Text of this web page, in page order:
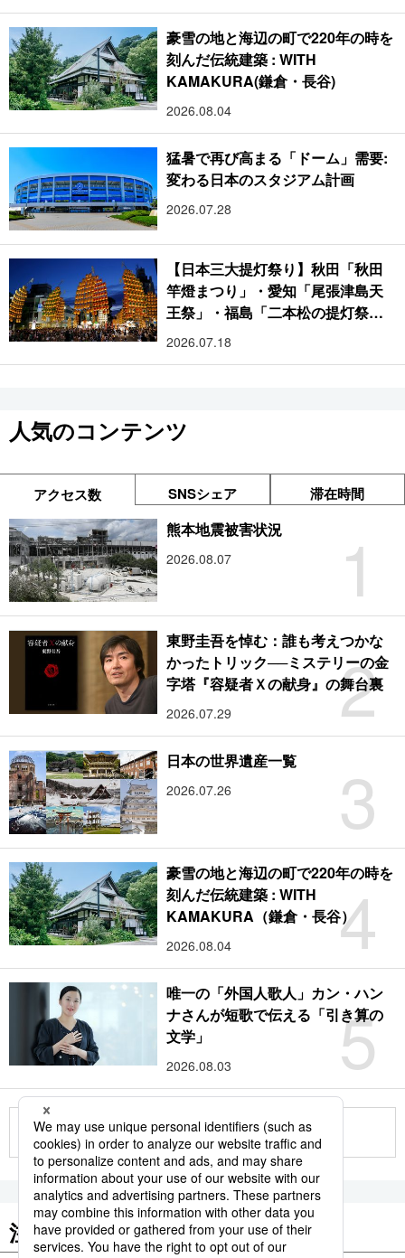
豪雪の地と海辺の町で220年の時を
刻んだ伝統建築 : WITH
KAMAKURA(鎌倉・長谷)
2026.08.04
猛暑で再び高まる「ドーム」需要:
変わる日本のスタジアム計画
2026.07.28
【日本三大提灯祭り】秋田「秋田
竿燈まつり」・愛知「尾張津島天
王祭」・福島「二本松の提灯祭
り」:おびただしい灯火が夜空を照
2026.07.18
人気のコンテンツ
アクセス数 SNSシェア 滞在時間
1
熊本地震被害状況
2026.08.07
2
東野圭吾を悼む：誰も考えつかな
かったトリック──ミステリーの金
字塔『容疑者Ｘの献身』の舞台裏
2026.07.29
3
日本の世界遺産一覧
2026.07.26
4
豪雪の地と海辺の町で220年の時を
刻んだ伝統建築 : WITH
KAMAKURA（鎌倉・長谷）
2026.08.04
5
唯一の「外国人歌人」カン・ハン
ナさんが短歌で伝える「引き算の
文学」
2026.08.03
もっと見る
注目のキーワード